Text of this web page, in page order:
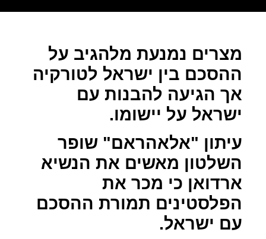
מצרים נמנעת מלהגיב על
ההסכם בין ישראל לטורקיה
אך הגיעה להבנות עם
ישראל על יישומו.
עיתון "אלאהראם" שופר
השלטון מאשים את הנשיא
ארדואן כי מכר את
הפלסטינים תמורת ההסכם
עם ישראל.